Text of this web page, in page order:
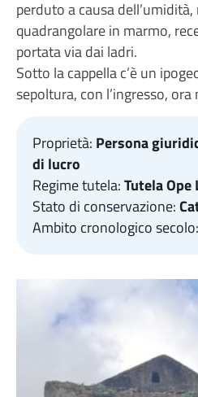
perduto a causa
quadrangolare in marmo,
portata via dai ladri.
Sotto la cappella c’è un
sepoltura, con l’ingresso,
Proprietà: Persona
di lucro
Regime tutela:Tutela Ope
Stato di conservazione:
Ambito cronologico secolo: